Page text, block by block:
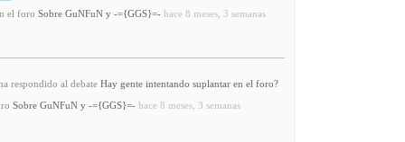
el foro Sobre GuNFuN y -={GGS}=- hace 8 meses, 3 semanas
respondido al debate Hay gente intentando suplantar en el foro?
Sobre GuNFuN y -={GGS}=- hace 8 meses, 3 semanas